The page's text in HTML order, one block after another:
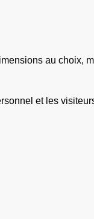
au choix,
et les